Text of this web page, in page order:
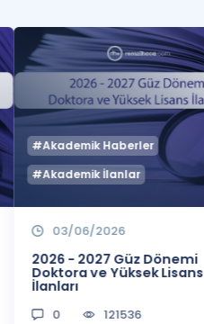
#Akademik Haberler
#Akademik İlanlar
03/06/2026
2026 - 2027 Güz Dönemi
Doktora ve Yüksek Lisans
İlanları
0 121536